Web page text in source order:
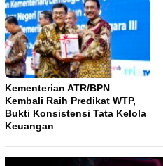
Kementerian ATR/BPN
Kembali Raih Predikat WTP,
Bukti Konsistensi Tata Kelola
Keuangan